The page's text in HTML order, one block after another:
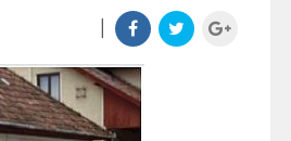
|